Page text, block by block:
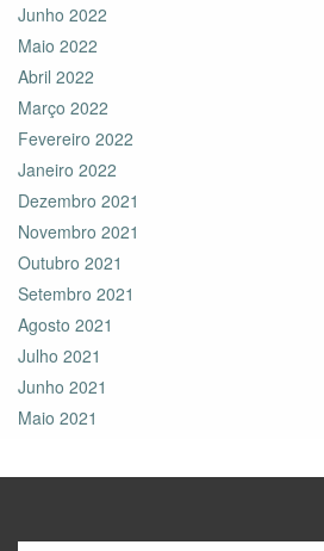
Junho 2022
Maio 2022
Abril 2022
Março 2022
Fevereiro 2022
Janeiro 2022
Dezembro 2021
Novembro 2021
Outubro 2021
Setembro 2021
Agosto 2021
Julho 2021
Junho 2021
Maio 2021